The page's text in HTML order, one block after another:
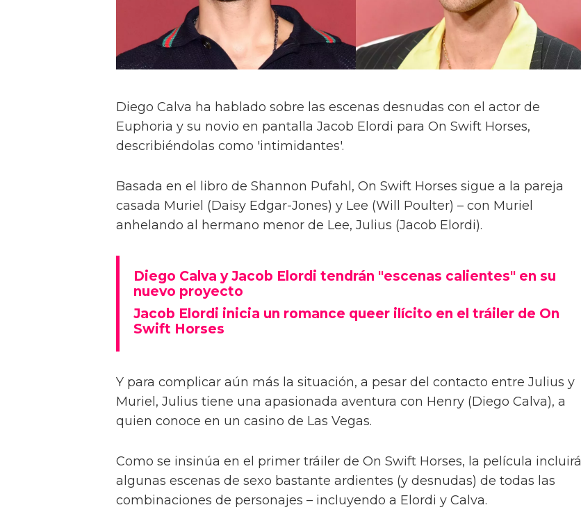
Diego Calva ha hablado sobre las escenas desnudas con el actor de
Euphoria y su novio en pantalla Jacob Elordi para On Swift Horses,
describiéndolas como 'intimidantes'.
Basada en el libro de Shannon Pufahl, On Swift Horses sigue a la pareja
casada Muriel (Daisy Edgar-Jones) y Lee (Will Poulter) – con Muriel
anhelando al hermano menor de Lee, Julius (Jacob Elordi).
Diego Calva y Jacob Elordi tendrán "escenas calientes" en su
nuevo proyecto
Jacob Elordi inicia un romance queer ilícito en el tráiler de On
Swift Horses
Y para complicar aún más la situación, a pesar del contacto entre Julius y
Muriel, Julius tiene una apasionada aventura con Henry (Diego Calva), a
quien conoce en un casino de Las Vegas.
Como se insinúa en el primer tráiler de On Swift Horses, la película incluirá
algunas escenas de sexo bastante ardientes (y desnudas) de todas las
combinaciones de personajes – incluyendo a Elordi y Calva.